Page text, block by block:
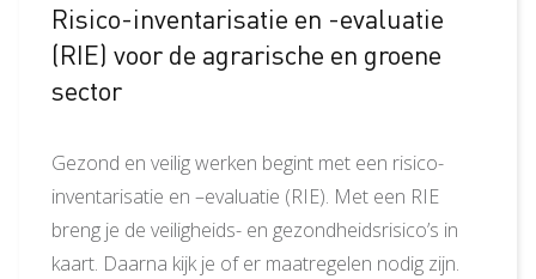
Risico-inventarisatie en -evaluatie
(RIE) voor de agrarische en groene
sector
Gezond en veilig werken begint met een risico-
inventarisatie en –evaluatie (RIE). Met een RIE
breng je de veiligheids- en gezondheidsrisico’s in
kaart. Daarna kijk je of er maatregelen nodig zijn.